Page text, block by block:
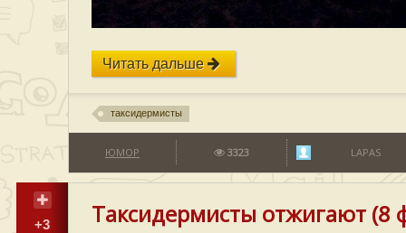
Читать дальше
таксидермисты
ЮМОР 3323 LAPAS
+3 Таксидермисты отжигают (8